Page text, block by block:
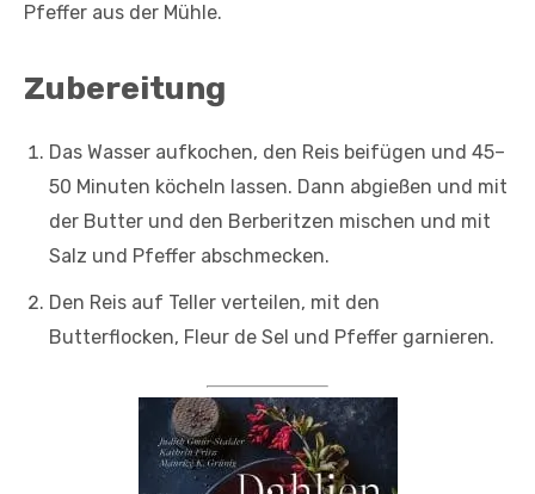
Pfeffer aus der Mühle.
Zubereitung
Das Wasser aufkochen, den Reis beifügen und 45–
50 Minuten köcheln lassen. Dann abgießen und mit
der Butter und den Berberitzen mischen und mit
Salz und Pfeffer abschmecken.
Den Reis auf Teller verteilen, mit den
Butterflocken, Fleur de Sel und Pfeffer garnieren.